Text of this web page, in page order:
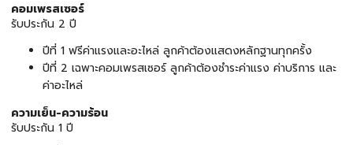
คอมเพรสเซอร์
รับประกัน 2 ปี
ปีที่ 1 ฟรีค่าแรงและอะไหล่ ลูกค้าต้องแสดงหลักฐานทุกครั้ง
ปีที่ 2 เฉพาะคอมเพรสเซอร์ ลูกค้าต้องชำระค่าแรง ค่าบริการ และ
ค่าอะไหล่
ความเย็น-ความร้อน
รับประกัน 1 ปี